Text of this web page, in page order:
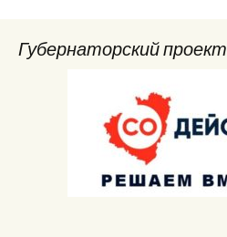
Губернаторский проект